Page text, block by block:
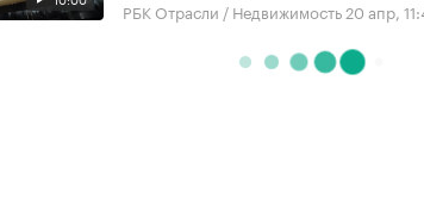
РБК Отрасли / Недвижимость 20 апр,